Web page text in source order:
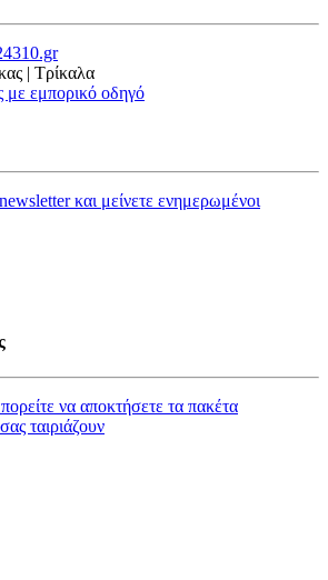
| Τρίκαλα
με εμπορικό οδηγό
και μείνετε ενημερωμένοι
να αποκτήσετε τα πακέτα
ταιριάζουν